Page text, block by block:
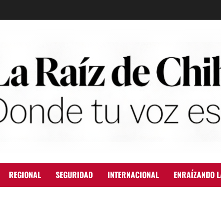
REGIONAL SEGURIDAD INTERNACIONAL ENRAÍZANDO